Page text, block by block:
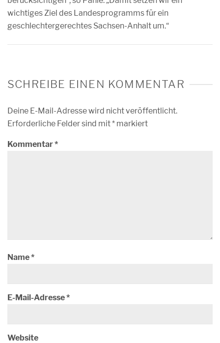
wichtiges Ziel des Landesprogramms für ein
geschlechtergerechtes Sachsen-Anhalt um.“
SCHREIBE EINEN KOMMENTAR
Deine E-Mail-Adresse wird nicht veröffentlicht.
Erforderliche Felder sind mit* markiert
Kommentar*
Name*
E-Mail-Adresse*
Website